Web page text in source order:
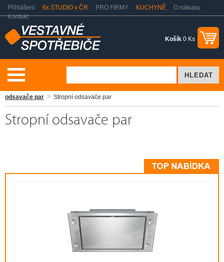
Přihlášení 6x STUDIO v ČR PRO FIRMY KUCHYNĚ
O nákupu
Kontakt
Košík 0 Ks
odsavače par
Stropní odsavače par
Stropní odsavače par